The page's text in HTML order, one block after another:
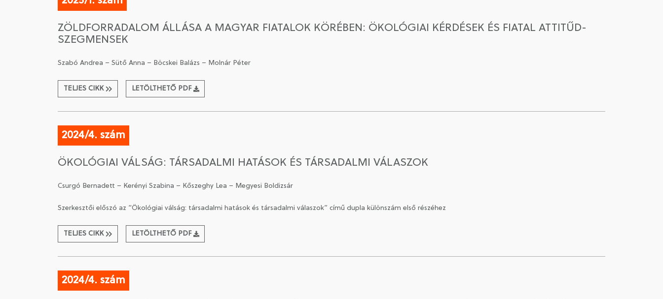
ZÖLDFORRADALOM ÁLLÁSA A MAGYAR FIATALOK KÖRÉBEN: ÖKOLÓGIAI KÉRDÉSEK ÉS FIATAL ATTITŰD-
SZEGMENSEK
Szabó Andrea – Sütő Anna – Böcskei Balázs – Molnár Péter
TELJES CIKK LETÖLTHETŐ PDF
2024/4. szám
ÖKOLÓGIAI VÁLSÁG: TÁRSADALMI HATÁSOK ÉS TÁRSADALMI VÁLASZOK
Csurgó Bernadett – Kerényi Szabina – Kőszeghy Lea – Megyesi Boldizsár
Szerkesztői előszó az “Ökológiai válság: társadalmi hatások és társadalmi válaszok” című dupla különszám első részéhez
TELJES CIKK LETÖLTHETŐ PDF
2024/4. szám